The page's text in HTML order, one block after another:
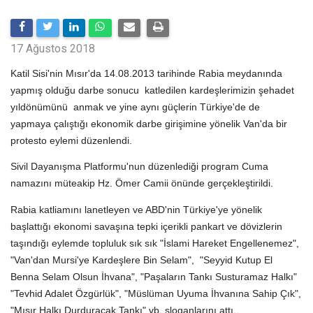
17 Ağustos 2018
Katil Sisi'nin Mısır'da 14.08.2013 tarihinde Rabia meydanında
yapmış olduğu darbe sonucu katledilen kardeşlerimizin şehadet
yıldönümünü anmak ve yine aynı güçlerin Türkiye'de de
yapmaya çalıştığı ekonomik darbe girişimine yönelik Van'da bir
protesto eylemi düzenlendi.
Sivil Dayanışma Platformu'nun düzenlediği program Cuma
namazını müteakip Hz. Ömer Camii önünde gerçekleştirildi.
Rabia katliamını lanetleyen ve ABD'nin Türkiye'ye yönelik
başlattığı ekonomi savaşına tepki içerikli pankart ve dövizlerin
taşındığı eylemde topluluk sık sık "İslami Hareket Engellenemez",
"Van'dan Mursi'ye Kardeşlere Bin Selam", "Seyyid Kutup El
Benna Selam Olsun İhvana", "Paşaların Tankı Susturamaz Halkı"
"Tevhid Adalet Özgürlük", "Müslüman Uyuma İhvanına Sahip Çık",
"Mısır Halkı Durduracak Tankı" vb. sloganlarını attı.